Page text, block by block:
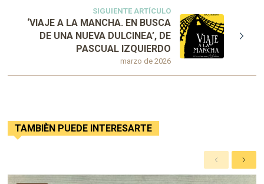
SIGUIENTE ARTÍCULO
marzo de 2026
‘VIAJE A LA MANCHA. EN BUSCA
DE UNA NUEVA DULCINEA’, DE
PASCUAL IZQUIERDO
TAMBIÈN PUEDE INTERESARTE
A
n
S
i